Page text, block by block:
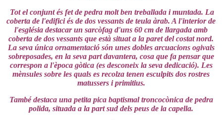
Tot el conjunt és fet de pedra molt ben treballada i muntada. La
coberta de l'edifici és de dos vessants de teula àrab. A l'interior de
l'església destacar un sarcòfag d'uns 60 cm de llargada amb
coberta de dos vessants que està situat a la paret del costat nord.
La seva única ornamentació són unes dobles arcuacions ogivals
sobreposades, en la seva part davantera, cosa que fa pensar que
correspon a l'època gòtica (es desconeix la seva dedicació). Les
mènsules sobre les quals es recolza tenen esculpits dos rostres
matussers i primitius.
També destaca una petita pica baptismal troncocònica de pedra
polida, situada a la part sud dels peus de la capella.